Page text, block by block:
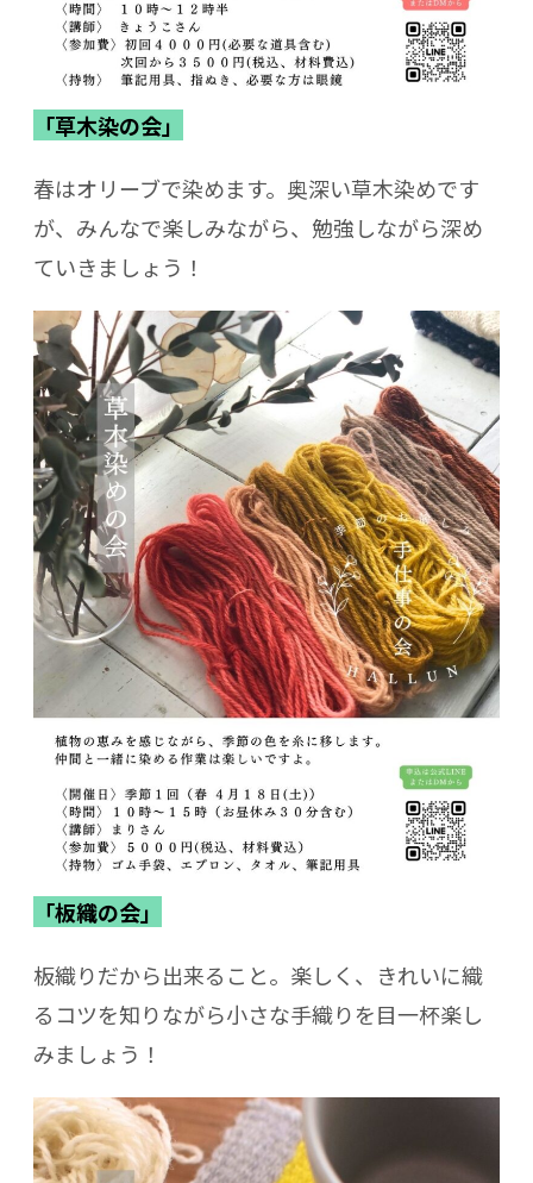
「草木染の会」
春はオリーブで染めます。奥深い草木染めです
が、みんなで楽しみながら、勉強しながら深め
ていきましょう！
「板織の会」
板織りだから出来ること。楽しく、きれいに織
るコツを知りながら小さな手織りを目一杯楽し
みましょう！